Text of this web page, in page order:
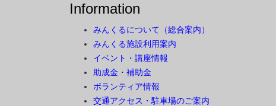
Information
みんくるについて（総合案内）
みんくる施設利用案内
イベント・講座情報
助成金・補助金
ボランティア情報
交通アクセス・駐車場のご案内